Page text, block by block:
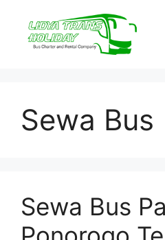
content
Sewa Bus
Sewa Bus